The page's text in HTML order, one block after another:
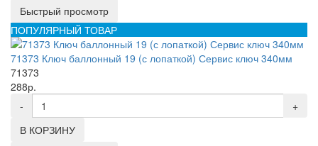
Быстрый просмотр
ПОПУЛЯРНЫЙ ТОВАР
71373 Ключ баллонный 19 (с лопаткой) Сервис ключ 340мм
71373
288р.
-
+
В КОРЗИНУ